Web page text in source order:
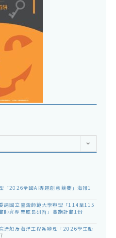
「2026全國AI專題創意競賽」海報1
請國立臺灣師範大學辦理「114至115
師資專業成長研習」實施計畫1份
造船及海洋工程系辦理「2026學生船